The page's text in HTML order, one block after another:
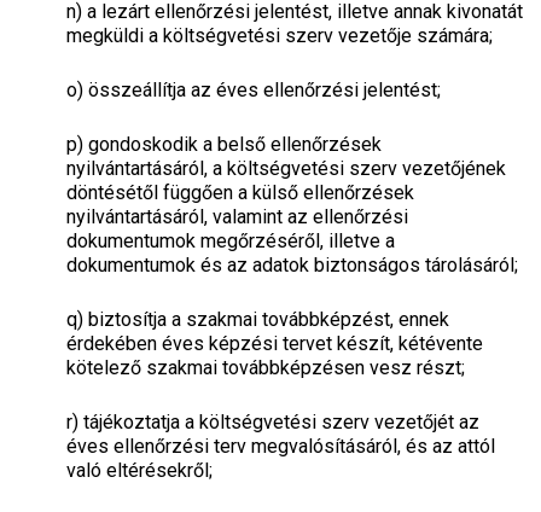
n) a lezárt ellenőrzési jelentést, illetve annak kivonatát
megküldi a költségvetési szerv vezetője számára;
o) összeállítja az éves ellenőrzési jelentést;
p) gondoskodik a belső ellenőrzések
nyilvántartásáról, a költségvetési szerv vezetőjének
döntésétől függően a külső ellenőrzések
nyilvántartásáról, valamint az ellenőrzési
dokumentumok megőrzéséről, illetve a
dokumentumok és az adatok biztonságos tárolásáról;
q) biztosítja a szakmai továbbképzést, ennek
érdekében éves képzési tervet készít, kétévente
kötelező szakmai továbbképzésen vesz részt;
r) tájékoztatja a költségvetési szerv vezetőjét az
éves ellenőrzési terv megvalósításáról, és az attól
való eltérésekről;